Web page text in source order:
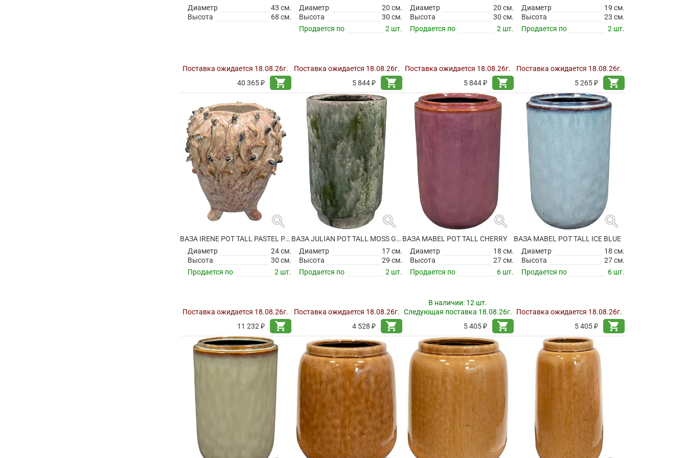
Диаметр
43 см.
Высота
68 см.
Поставка ожидается 18.08.26г.
40 365 ₽
shopping_cart
Диаметр
20 см.
Высота
30 см.
Продается по
2 шт.
Поставка ожидается 18.08.26г.
5 844 ₽
shopping_cart
Диаметр
20 см.
Высота
30 см.
Продается по
2 шт.
Поставка ожидается 18.08.26г.
5 844 ₽
shopping_cart
Диаметр
19 см.
Высота
23 см.
Продается по
2 шт.
Поставка ожидается 18.08.26г.
5 265 ₽
shopping_cart
search
ВАЗА IRENE POT TALL PASTEL PINK
Диаметр
24 см.
Высота
30 см.
Продается по
2 шт.
Поставка ожидается 18.08.26г.
11 232 ₽
shopping_cart
search
ВАЗА JULIAN POT TALL MOSS GREEN
Диаметр
17 см.
Высота
29 см.
Продается по
2 шт.
Поставка ожидается 18.08.26г.
4 528 ₽
shopping_cart
search
ВАЗА MABEL POT TALL CHERRY
Диаметр
18 см.
Высота
27 см.
Продается по
6 шт.
В наличии: 12 шт.
Следующая поставка 18.08.26г.
5 405 ₽
shopping_cart
search
ВАЗА MABEL POT TALL ICE BLUE
Диаметр
18 см.
Высота
27 см.
Продается по
6 шт.
Поставка ожидается 18.08.26г.
5 405 ₽
shopping_cart